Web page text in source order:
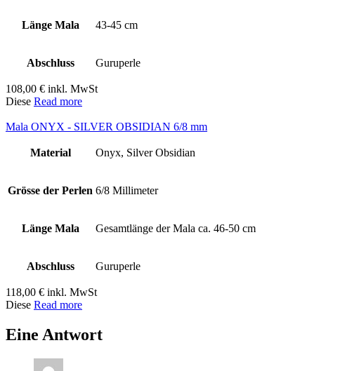
Länge Mala 43-45 cm
Abschluss Guruperle
108,00 € inkl. MwSt
Diese Read more
Mala ONYX - SILVER OBSIDIAN 6/8 mm
Material Onyx, Silver Obsidian
Grösse der Perlen 6/8 Millimeter
Länge Mala Gesamtlänge der Mala ca. 46-50 cm
Abschluss Guruperle
118,00 € inkl. MwSt
Diese Read more
Eine Antwort